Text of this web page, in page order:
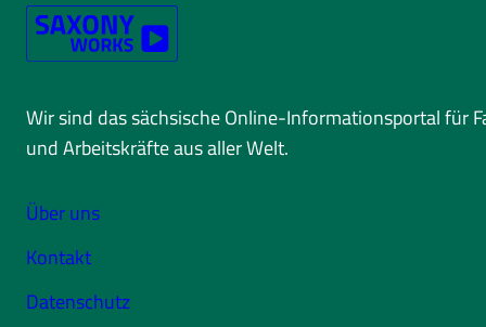
Wir sind das sächsische Online-Informationsportal für
und Arbeitskräfte aus aller Welt.
Über uns
Kontakt
Datenschutz